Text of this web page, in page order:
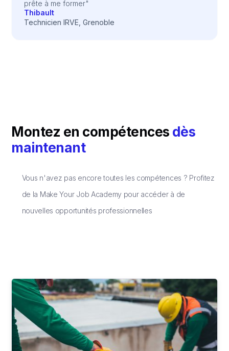
prête à me former"
Thibault
Technicien IRVE, Grenoble
Montez en compétences dès
maintenant
Vous n'avez pas encore toutes les compétences ? Profitez
de la Make Your Job Academy pour accéder à de
nouvelles opportunités professionnelles